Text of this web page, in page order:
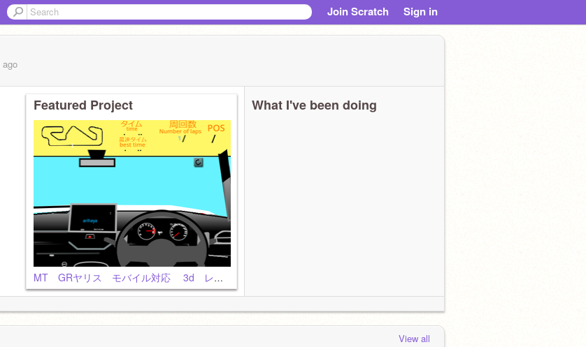
Join Scratch Sign in
ago
Featured Project
MT GRヤリス モバイル対応 3d レースゲーム ドライビング シミュレーター remix Ver 3.2.1
What I've been doing
View all